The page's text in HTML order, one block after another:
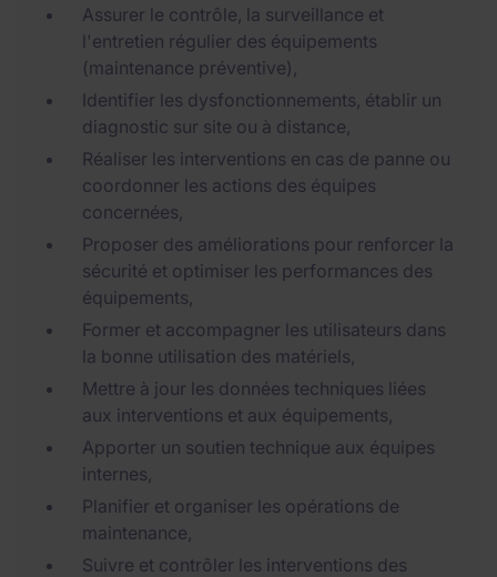
Assurer le contrôle, la surveillance et
l'entretien régulier des équipements
(maintenance préventive),
Identifier les dysfonctionnements, établir un
diagnostic sur site ou à distance,
Réaliser les interventions en cas de panne ou
coordonner les actions des équipes
concernées,
Proposer des améliorations pour renforcer la
sécurité et optimiser les performances des
équipements,
Former et accompagner les utilisateurs dans
la bonne utilisation des matériels,
Mettre à jour les données techniques liées
aux interventions et aux équipements,
Apporter un soutien technique aux équipes
internes,
Planifier et organiser les opérations de
maintenance,
Suivre et contrôler les interventions des